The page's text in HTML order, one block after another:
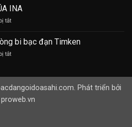
ĐỠ
Ổ
BI
304
INA
tắtở
BI
KIM
ĐŨA
bi bạc đạn Timken
tắtở
vòng
bi
Phát triển bởi
proweb.vn